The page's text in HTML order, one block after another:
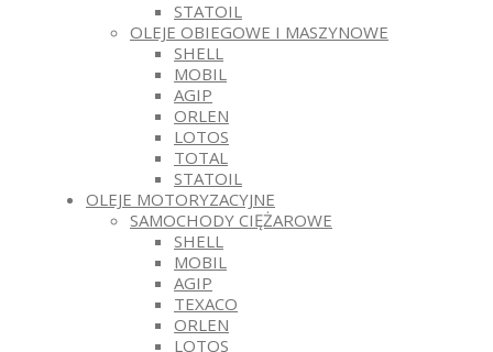
STATOIL
OLEJE OBIEGOWE I MASZYNOWE
SHELL
MOBIL
AGIP
ORLEN
LOTOS
TOTAL
STATOIL
OLEJE MOTORYZACYJNE
SAMOCHODY CIĘŻAROWE
SHELL
MOBIL
AGIP
TEXACO
ORLEN
LOTOS